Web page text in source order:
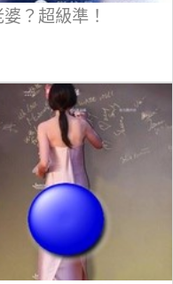
？超級準！